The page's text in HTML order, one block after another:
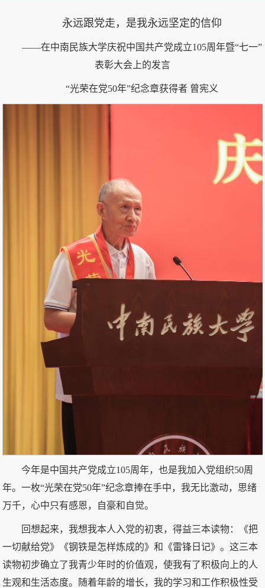
永远跟党走，是我永远坚定的信仰
——在中南民族大学庆祝中国共产党成立105周年暨“七一”
表彰大会上的发言
“光荣在党50年”纪念章获得者 曾宪义
今年是中国共产党成立105周年，也是我加入党组织50周
年。一枚“光荣在党50年”纪念章捧在手中，我无比激动，思绪
万千，心中只有感恩，自豪和自觉。
回想起来，我想我本人入党的初衷，得益三本读物：《把
一切献给党》《钢铁是怎样炼成的》和《雷锋日记》。这三本
读物初步确立了我青少年时的价值观，使我有了积极向上的人
生观和生活态度。随着年龄的增长，我的学习和工作积极性受